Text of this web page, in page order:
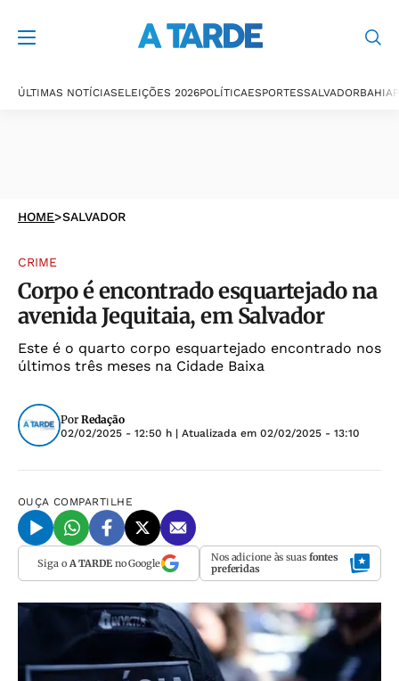
ÚLTIMAS NOTÍCIASELEIÇÕES 2026POLÍTICAESPORTESSALVADORBAHIA
HOME>SALVADOR
CRIME
Corpo é encontrado esquartejado na
avenida Jequitaia, em Salvador
Este é o quarto corpo esquartejado encontrado nos
últimos três meses na Cidade Baixa
Por Redação
02/02/2025 - 12:50 h | Atualizada em 02/02/2025 - 13:10
OUÇA COMPARTILHE
Siga o A TARDEno Google Nos adicione às suas fontes
preferidas